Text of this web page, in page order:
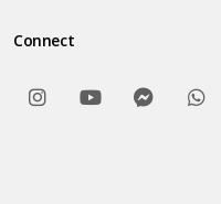
Connect